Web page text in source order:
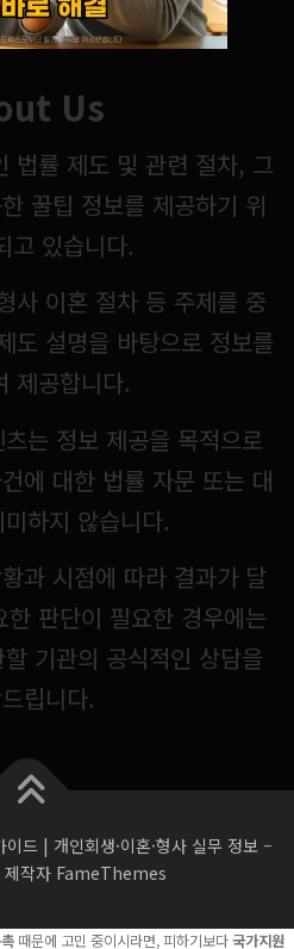
Us
법률 제도 및 관련 절차, 그
꿀팁 정보를 제공하기 위
고 있습니다.
사 이혼 절차 등 주제를 중
도 설명을 바탕으로 정보를
제공합니다.
는 정보 제공을 목적으로
에 대한 법률 자문 또는 대
하지 않습니다.
과 시점에 따라 결과가 달
판단이 필요한 경우에는
기관의 공식적인 상담을
립니다.
| 개인회생·이혼·형사 실무 정보 –
제작자 FameThemes
때문에 고민 중이시라면, 피하기보다국가지원